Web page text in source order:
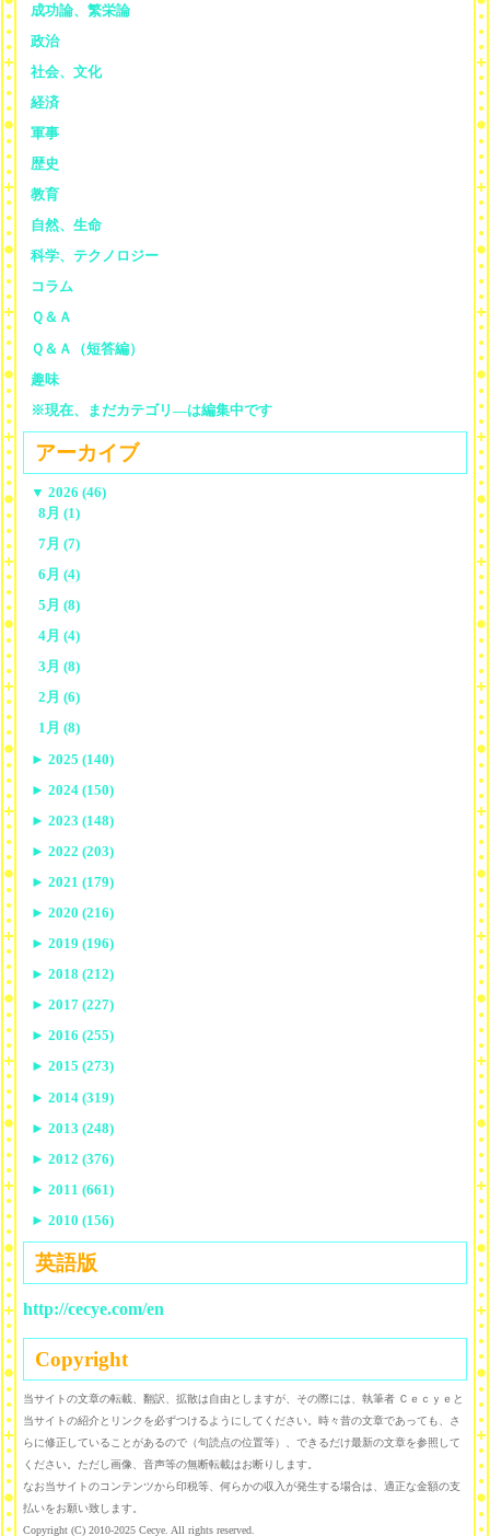
成功論、繁栄論
政治
社会、文化
経済
軍事
歴史
教育
自然、生命
科学、テクノロジー
コラム
Ｑ＆Ａ
Ｑ＆Ａ（短答編）
趣味
※現在、まだカテゴリ—は編集中です
アーカイブ
▼ 2026 (46)
8月 (1)
7月 (7)
6月 (4)
5月 (8)
4月 (4)
3月 (8)
2月 (6)
1月 (8)
► 2025 (140)
► 2024 (150)
► 2023 (148)
► 2022 (203)
► 2021 (179)
► 2020 (216)
► 2019 (196)
► 2018 (212)
► 2017 (227)
► 2016 (255)
► 2015 (273)
► 2014 (319)
► 2013 (248)
► 2012 (376)
► 2011 (661)
► 2010 (156)
英語版
http://cecye.com/en
Copyright
当サイトの文章の転載、翻訳、拡散は自由としますが、その際には、執筆者 Ｃｅｃｙｅと
当サイトの紹介とリンクを必ずつけるようにしてください。時々昔の文章であっても、さ
らに修正していることがあるので（句読点の位置等）、できるだけ最新の文章を参照して
ください。ただし画像、音声等の無断転載はお断りします。
なお当サイトのコンテンツから印税等、何らかの収入が発生する場合は、適正な金額の支
払いをお願い致します。
Copyright (C) 2010-2025 Cecye. All rights reserved.